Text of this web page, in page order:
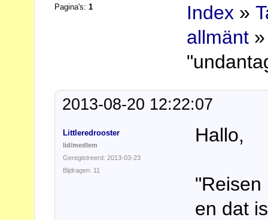
Pagina's:1 Index »
allmänt
2013-08-20 12:22:07
Littleredrooster
lid/medlem
Geregistreerd: 2013-03-23
Bijdragen: 11
Hallo,
"Reisen
en dat